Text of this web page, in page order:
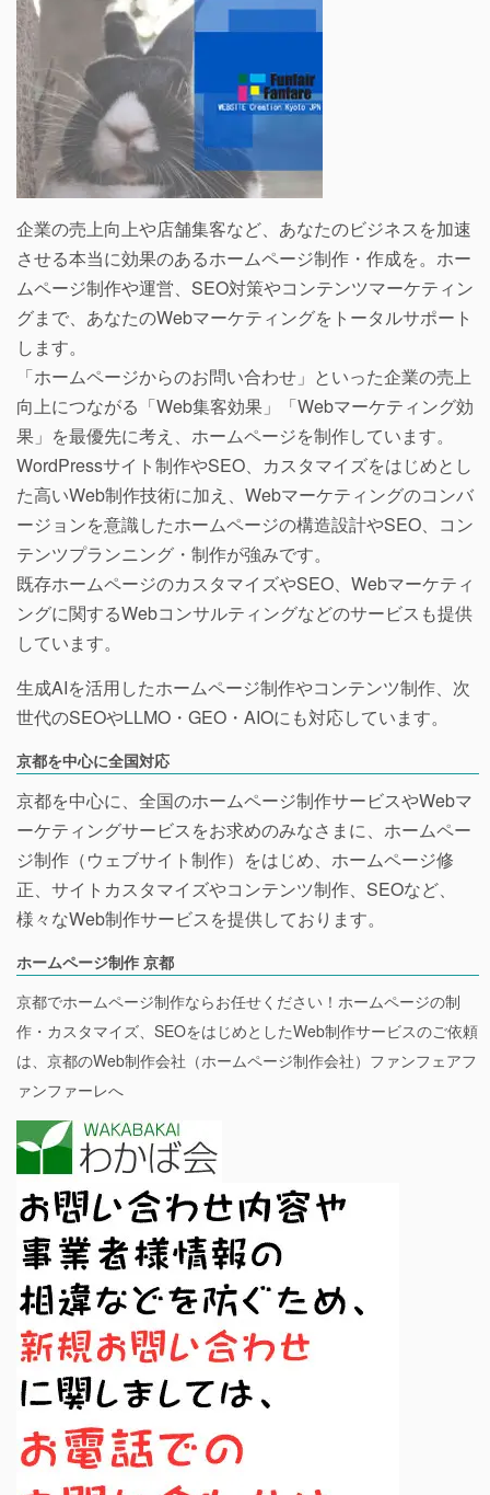
企業の売上向上や店舗集客など、あなたのビジネスを加速
させる本当に効果のあるホームページ制作・作成を。ホー
ムページ制作や運営、SEO対策やコンテンツマーケティン
グまで、あなたのWebマーケティングをトータルサポート
します。
「ホームページからのお問い合わせ」といった企業の売上
向上につながる「Web集客効果」「Webマーケティング効
果」を最優先に考え、ホームページを制作しています。
WordPressサイト制作やSEO、カスタマイズをはじめとし
た高いWeb制作技術に加え、Webマーケティングのコンバ
ージョンを意識したホームページの構造設計やSEO、コン
テンツプランニング・制作が強みです。
既存ホームページのカスタマイズやSEO、Webマーケティ
ングに関するWebコンサルティングなどのサービスも提供
しています。
生成AIを活用したホームページ制作やコンテンツ制作、次
世代のSEOやLLMO・GEO・AIOにも対応しています。
京都を中心に全国対応
京都を中心に、全国のホームページ制作サービスやWebマ
ーケティングサービスをお求めのみなさまに、ホームペー
ジ制作（ウェブサイト制作）をはじめ、ホームページ修
正、サイトカスタマイズやコンテンツ制作、SEOなど、
様々なWeb制作サービスを提供しております。
ホームページ制作 京都
京都でホームページ制作ならお任せください！ホームページの制
作・カスタマイズ、SEOをはじめとしたWeb制作サービスのご依頼
は、京都のWeb制作会社（ホームページ制作会社）ファンフェアフ
ァンファーレへ